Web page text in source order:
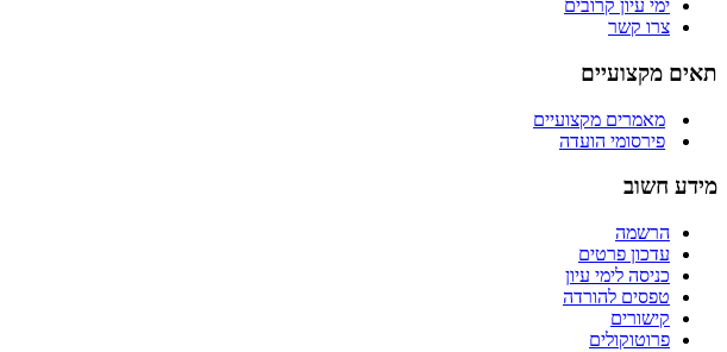
ימי עיון קרובים
צרו קשר
תאים מקצועיים
מאמרים מקצועיים
פירסומי הועדה
מידע חשוב
הרשמה
עדכון פרטים
כניסה לימי עיון
טפסים להורדה
קישורים
פרוטוקולים